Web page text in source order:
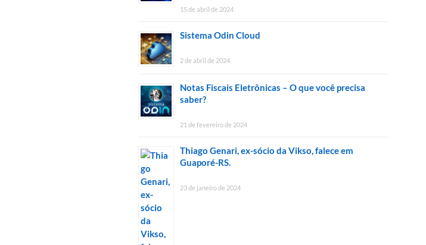
15 de abril de 2024
Sistema Odin Cloud
2 de abril de 2024
Notas Fiscais Eletrônicas – O que você precisa
saber?
21 de fevereiro de 2024
Thiago Genari, ex-sócio da Vikso, falece em
Guaporé-RS.
23 de janeiro de 2024